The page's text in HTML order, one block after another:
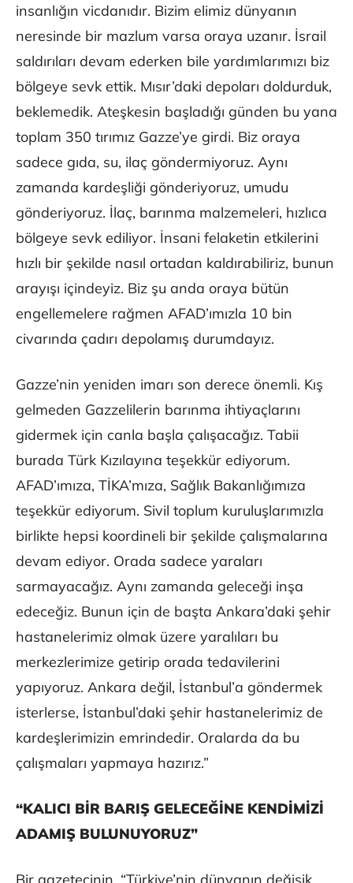
insanlığın vicdanıdır. Bizim elimiz dünyanın
neresinde bir mazlum varsa oraya uzanır. İsrail
saldırıları devam ederken bile yardımlarımızı biz
bölgeye sevk ettik. Mısır’daki depoları doldurduk,
beklemedik. Ateşkesin başladığı günden bu yana
toplam 350 tırımız Gazze’ye girdi. Biz oraya
sadece gıda, su, ilaç göndermiyoruz. Aynı
zamanda kardeşliği gönderiyoruz, umudu
gönderiyoruz. İlaç, barınma malzemeleri, hızlıca
bölgeye sevk ediliyor. İnsani felaketin etkilerini
hızlı bir şekilde nasıl ortadan kaldırabiliriz, bunun
arayışı içindeyiz. Biz şu anda oraya bütün
engellemelere rağmen AFAD’ımızla 10 bin
civarında çadırı depolamış durumdayız.
Gazze’nin yeniden imarı son derece önemli. Kış
gelmeden Gazzelilerin barınma ihtiyaçlarını
gidermek için canla başla çalışacağız. Tabii
burada Türk Kızılayına teşekkür ediyorum.
AFAD’ımıza, TİKA’mıza, Sağlık Bakanlığımıza
teşekkür ediyorum. Sivil toplum kuruluşlarımızla
birlikte hepsi koordineli bir şekilde çalışmalarına
devam ediyor. Orada sadece yaraları
sarmayacağız. Aynı zamanda geleceği inşa
edeceğiz. Bunun için de başta Ankara’daki şehir
hastanelerimiz olmak üzere yaralıları bu
merkezlerimize getirip orada tedavilerini
yapıyoruz. Ankara değil, İstanbul’a göndermek
isterlerse, İstanbul’daki şehir hastanelerimiz de
kardeşlerimizin emrindedir. Oralarda da bu
çalışmaları yapmaya hazırız.”
“KALICI BİR BARIŞ GELECEĞİNE KENDİMİZİ
ADAMIŞ BULUNUYORUZ”